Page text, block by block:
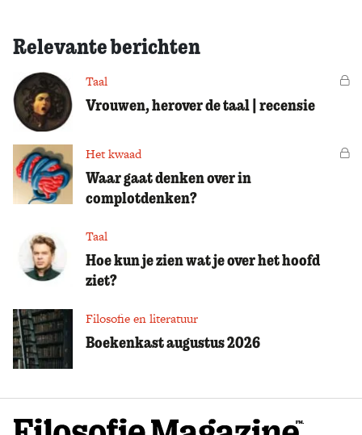
Relevante berichten
Taal
Vrouwen, herover de taal | recensie
Het kwaad
Waar gaat denken over in
complotdenken?
Taal
Hoe kun je zien wat je over het hoofd
ziet?
Filosofie en literatuur
Boekenkast augustus 2026